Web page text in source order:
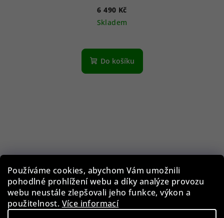
Používáme cookies, abychom Vám umožnili
pohodlné prohlížení webu a díky analýze provozu
webu neustále zlepšovali jeho funkce, výkon a
použitelnost. Více informací
6 490 Kč
Skladem
Do košíku